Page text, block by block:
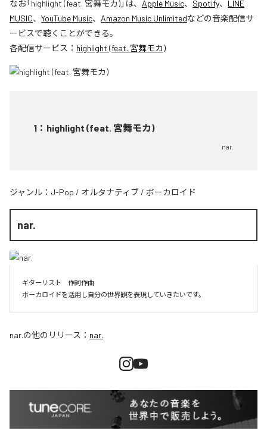
なお「highlight (feat. 宮舞モカ)」は、 Apple Music、 Spotify、 LINE
MUSIC、 YouTube Music、 Amazon Music Unlimitedなどの音楽配信サ
ービスで聴くことができる。
各配信サービス： highlight (feat. 宮舞モカ)
1 ： highlight (feat. 宮舞モカ)
nar.
ジャンル： J-Pop / オルタナティブ / ボーカロイド
nar.
ギターリスト　作詞作曲
ボーカロイドを活用し自分の世界観を表現していきたいです。
nar.の他のリリース： nar.